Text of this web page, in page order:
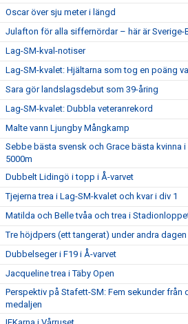
Oscar över sju meter i längd
Julafton för alla siffernördar – här är Sverige-
Lag-SM-kval-notiser
Lag-SM-kvalet: Hjältarna som tog en poäng
Sara gör landslagsdebut som 39-åring
Lag-SM-kvalet: Dubbla veteranrekord
Malte vann Ljungby Mångkamp
Sebbe bästa svensk och Grace bästa kvinna i
5000m
Dubbelt Lidingö i topp i Å-varvet
Tjejerna trea i Lag-SM-kvalet och kvar i div 1
Matilda och Belle tvåa och trea i
Tre höjdpers (ett tangerat) under andra dagen
Dubbelseger i F19 i Å-varvet
Jacqueline trea i Täby Open
Perspektiv på Stafett-SM: Fem sekunder från
medaljen